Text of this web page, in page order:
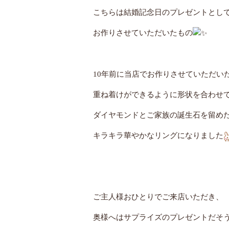
こちらは結婚記念日のプレゼントとし
お作りさせていただいたもの
10年前に当店でお作りさせていただい
重ね着けができるように形状を合わせ
ダイヤモンドとご家族の誕生石を留め
キラキラ華やかなリングになりました
ご主人様おひとりでご来店いただき、
奥様へはサプライズのプレゼントだそ